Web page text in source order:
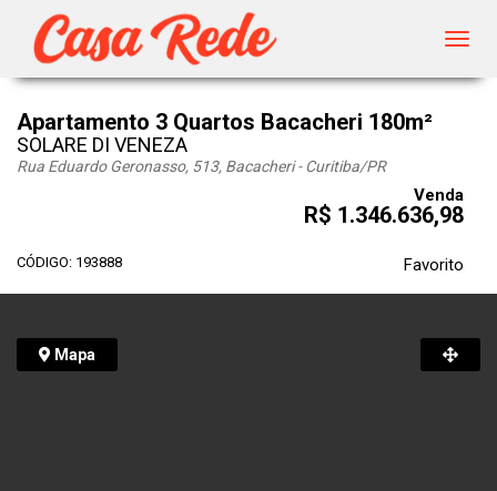
Apartamento 3 Quartos Bacacheri 180m²
SOLARE DI VENEZA
Rua Eduardo Geronasso, 513, Bacacheri - Curitiba/PR
Venda
R$ 1.346.636,98
CÓDIGO: 193888 Favorito
Mapa